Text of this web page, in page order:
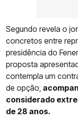
Segundo revela o
concretos entre
presidência do
proposta
contempla um
de opção,
considerado
de 28 anos.